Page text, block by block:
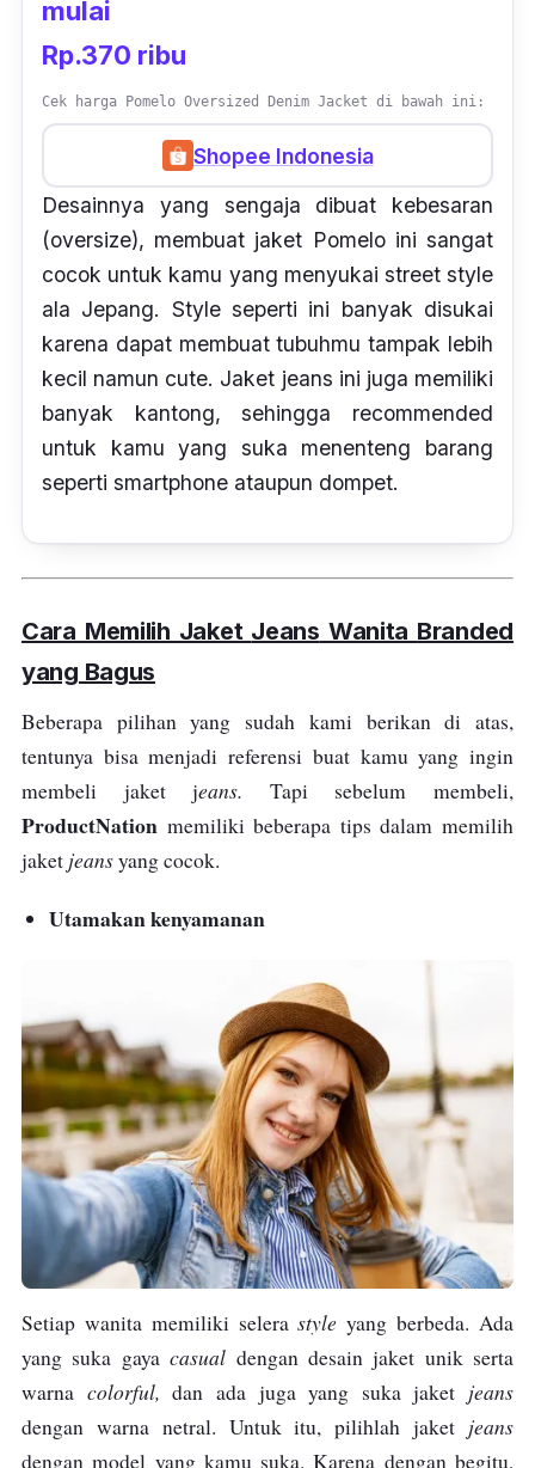
mulai
Rp.370 ribu
Cek harga Pomelo Oversized Denim Jacket di bawah ini:
Shopee Indonesia
Desainnya yang sengaja dibuat kebesaran
(oversize), membuat jaket Pomelo ini sangat
cocok untuk kamu yang menyukai street style
ala Jepang. Styleseperti ini banyak disukai
karena dapat membuat tubuhmu tampak lebih
kecil namun cute. Jaket jeans ini juga memiliki
banyak kantong, sehingga recommended
untuk kamu yang suka menenteng barang
seperti smartphone ataupun dompet.
Cara Memilih Jaket Jeans Wanita Branded
yang Bagus
Beberapa pilihan yang sudah kami berikan di atas,
tentunya bisa menjadi referensi buat kamu yang ingin
membeli jaket jeans. Tapi sebelum membeli,
ProductNation memiliki beberapa tips dalam memilih
jaket jeansyang cocok.
Utamakan kenyamanan
Setiap wanita memiliki selerastyle yang berbeda. Ada
yang suka gayacasual dengan desain jaket unik serta
warna colorful, dan ada juga yang suka jaket jeans
dengan warna netral. Untuk itu, pilihlah jaket jeans
dengan model yang kamu suka. Karena dengan begitu,